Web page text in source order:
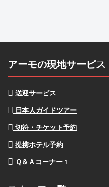
アーモの現地サービス
送迎サービス
日本人ガイドツアー
切符・チケット予約
提携ホテル予約
Ｑ＆Ａコーナー